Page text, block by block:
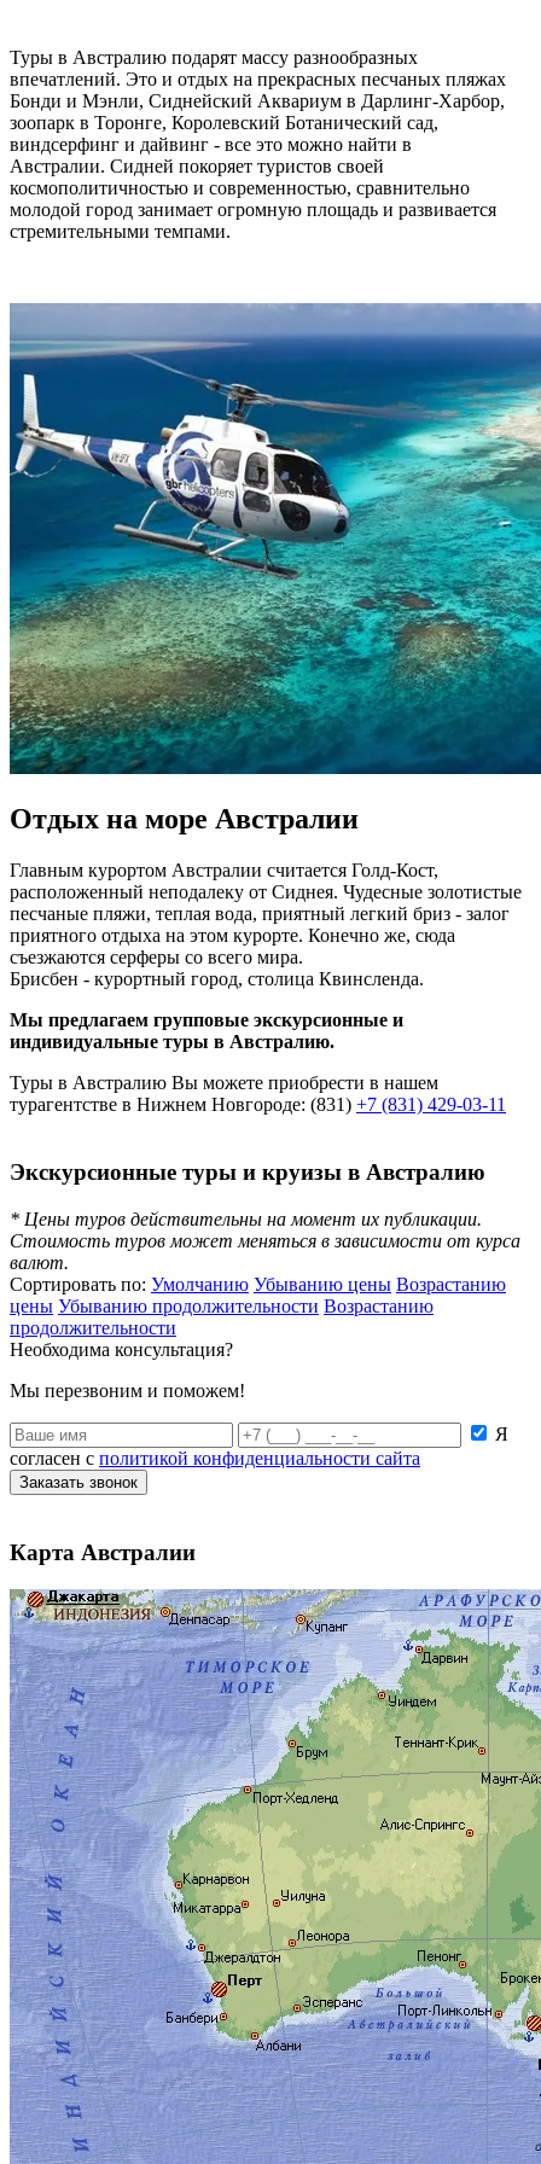
Туры в Австралию подарят массу разнообразных
впечатлений. Это и отдых на прекрасных песчаных пляжах
Бонди и Мэнли, Сиднейский Аквариум в Дарлинг-Харбор,
зоопарк в Торонге, Королевский Ботанический сад,
виндсерфинг и дайвинг - все это можно найти в
Австралии. Сидней покоряет туристов своей
космополитичностью и современностью, сравнительно
молодой город занимает огромную площадь и развивается
стремительными темпами.
Отдых на море Австралии
Главным курортом Австралии считается Голд-Кост,
расположенный неподалеку от Сиднея. Чудесные золотистые
песчаные пляжи, теплая вода, приятный легкий бриз - залог
приятного отдыха на этом курорте. Конечно же, сюда
съезжаются серферы со всего мира.
Брисбен - курортный город, столица Квинсленда.
Мы предлагаем групповые экскурсионные и
индивидуальные туры в Австралию.
Туры в Австралию Вы можете приобрести в нашем
турагентстве в Нижнем Новгороде: (831) +7 (831) 429-03-11
Экскурсионные туры и круизы в Австралию
* Цены туров действительны на момент их публикации.
Стоимость туров может меняться в зависимости от курса
валют.
Сортировать по: Умолчанию Убыванию цены Возрастанию
цены Убыванию продолжительности Возрастанию
продолжительности
Необходима консультация?
Мы перезвоним и поможем!
Я
согласен с политикой конфиденциальности сайта
Заказать звонок
Карта Австралии